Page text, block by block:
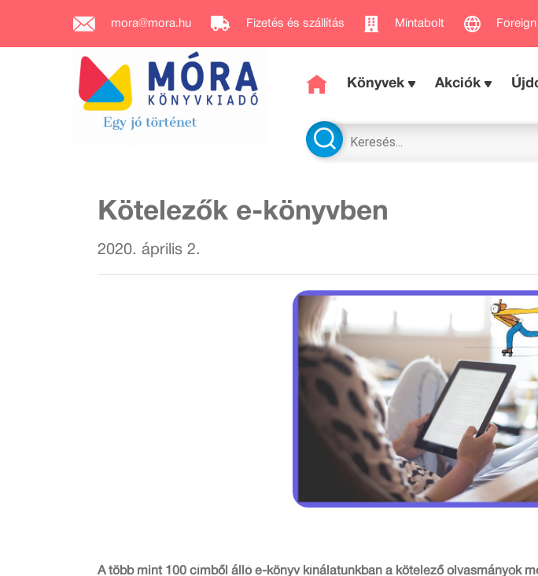
mora@mora.hu Fizetés és szállítás Mintabolt
Könyvek Akciók
Kötelezők e-könyvben
2020. április 2.
A több mint 100 címből álló e-könyv kínálatunkban a kötelező olvasmányok